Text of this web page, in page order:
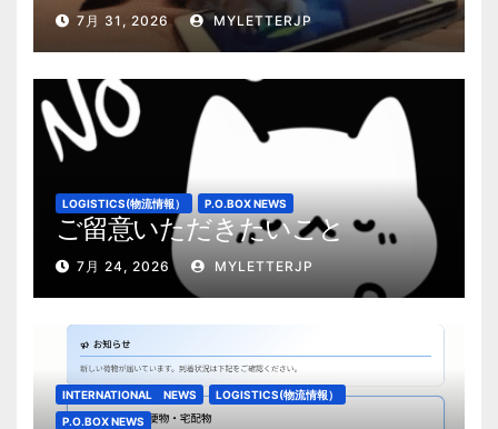
7月 31, 2026 MYLETTERJP
LOGISTICS(物流情報） P.O.BOX NEWS
ご留意いただきたいこと
7月 24, 2026 MYLETTERJP
INTERNATIONAL NEWS
LOGISTICS(物流情報）
P.O.BOX NEWS